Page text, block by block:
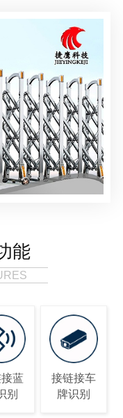
能
蓝
别
接链接车
牌识别